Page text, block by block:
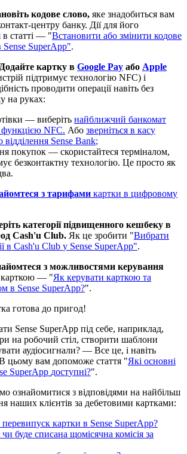
новіть кодове слово, яке знадобиться вам
онтакт-центру банку. Дії для його
в статті — "Встановити або змінити кодове
Sense SuperApp".
одайте картку в Google Pay або Apple
стрій підтримує технологію NFC) і
ібність проводити операції навіть без
у на руках:
тівки — виберіть найближчий банкомат
функцією NFC. Або зверніться в касу
відділення Sense Bank;
ня покупок — скористайтеся терміналом,
ує безконтактну технологію. Це просто як
ва.
йомтеся з тарифами картки в цифровому
ріть категорії підвищенного кешбеку в
од Cash'u Club. Як це зробити "Вибрати
ії в Cash'u Club у Sense SuperApp".
айомтеся з можливостями керування
карткою — "Як керувати карткою та
м в Sense SuperApp?".
ка готова до пригод!
ти Sense SuperApp під себе, наприклад,
ри на робочий стіл, створити шаблони
вати аудіосигнали? — Все це, і навіть
цьому вам допоможе стаття "Які основні
SuperApp доступні?".
мо ознайомитися з відповідями на найбільш
я наших клієнтів за дебетовими картками:
перевипуск картки в Sense SuperApp?
чи буде списана щомісячна комісія за